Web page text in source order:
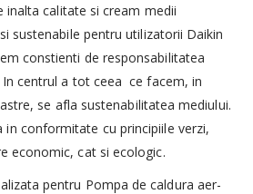
inalta calitate si cream medii
sustenabile pentru utilizatorii Daikin
constienti de responsabilitatea
centrul a tot ceea ce facem, in
se afla sustenabilitatea mediului.
in conformitate cu principiile verzi,
economic, cat si ecologic.
pentru Pompa de caldura aer-